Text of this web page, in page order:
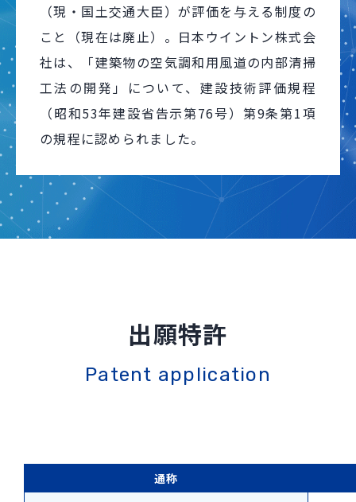
（現・国土交通大臣）が評価を与える制度の
こと（現在は廃止）。日本ウイントン株式会
社は、「建築物の空気調和用風道の内部清掃
工法の開発」について、建設技術評価規程
（昭和53年建設省告示第76号）第9条第1項
の規程に認められました。
出願特許
Patent application
通称